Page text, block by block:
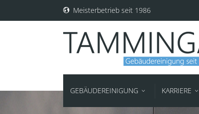
Meisterbetrieb seit 1986
GEBÄUDEREINIGUNG KARRIERE